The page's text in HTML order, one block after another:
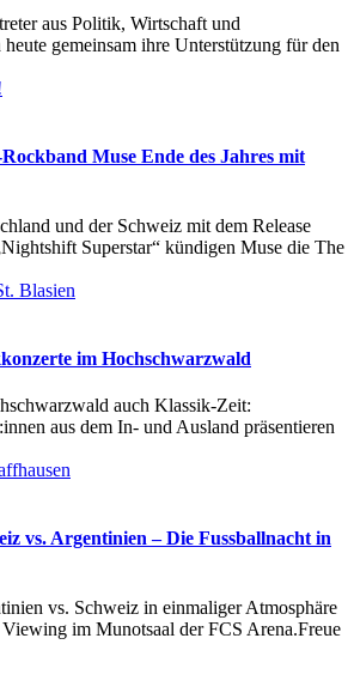
aus Politik, Wirtschaft und
gemeinsam ihre Unterstützung für den
Muse Ende des Jahres mit
und der Schweiz mit dem Release
Superstar“ kündigen Muse die The
im Hochschwarzwald
auch Klassik-Zeit:
aus dem In- und Ausland präsentieren
vs. Argentinien – Die Fussballnacht in
vs. Schweiz in einmaliger Atmosphäre
im Munotsaal der FCS Arena.Freue